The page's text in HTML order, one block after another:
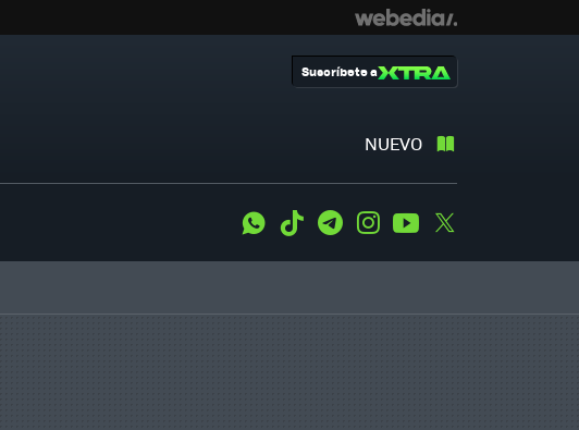
NUEVO
Suscríbete a
WhatsApp
Tiktok TelegramInstagramYoutube